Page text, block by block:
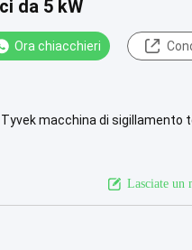
da 5 kW
Ora chiacchieri
macchina di sigillamento
Lasciate un